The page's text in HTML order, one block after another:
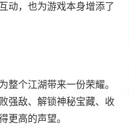
动，也为游戏本身增添了
整个江湖带来一份荣耀。
强敌、解锁神秘宝藏、收
更高的声望。